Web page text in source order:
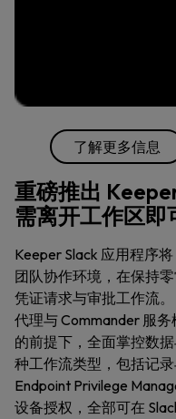
了解更多信息
重磅推出
需离开工作区即
Keeper Slack 应用程序
团队协作环境，在保持
凭证请求与审批工作流
代理与 Commander 服
的前提下，全面掌控数
种工作流类型，包括记
Endpoint Privilege
设备授权，全部可在